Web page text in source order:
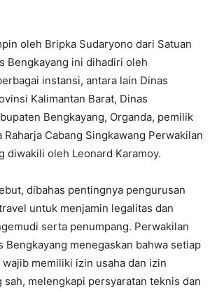
oleh Bripka Sudaryono dari Satuan
Bengkayang ini dihadiri oleh
instansi, antara lain Dinas
Kalimantan Barat, Dinas
Bengkayang, Organda, pemilik
Cabang Singkawang Perwakilan
diwakili oleh Leonard Karamoy.
dibahas pentingnya pengurusan
untuk menjamin legalitas dan
serta penumpang. Perwakilan
Bengkayang menegaskan bahwa setiap
memiliki izin usaha dan izin
sah, melengkapi persyaratan teknis dan